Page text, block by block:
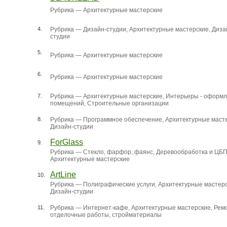
Рубрика — Архитектурные мастерские
4. Рубрика — Дизайн-студии, Архитектурные мастерские,
студии
5. Рубрика — Архитектурные мастерские
6. Рубрика — Архитектурные мастерские
7. Рубрика — Архитектурные мастерские, Интерьеры -
помещений, Строительные организации
8. Рубрика — Программное обеспечение, Архитектурные
Дизайн-студии
9. ForGlass
Рубрика — Стекло, фарфор, фаянс, Деревообработка и ЦБП
Архитектурные мастерские
10. ArtLine
Рубрика — Полиграфические услуги, Архитектурные
Дизайн-студии
11. Рубрика — Интернет-кафе, Архитектурные мастерские,
отделочные работы, стройматериалы